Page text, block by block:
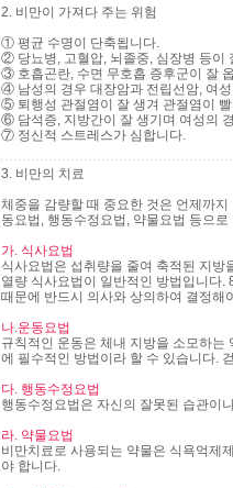
2. 비만이 가져다 주는 위험
① 평균 수명이 단축됩니다.
② 당뇨병, 고혈압, 뇌졸중, 심장병 등이
③ 호흡곤란, 수면 무호흡 증후군이 잘
④ 남성의 경우 대장암과 전립선암, 여
⑤ 퇴행성 관절염이 잘 생겨 관절염이
⑥ 담석증, 지방간이 잘 생기며 여성의
⑦ 정신적 스트레스가 심합니다.
3. 비만의 치료
체중을 감량할 때 중요한 것은 언제까
동요법, 행동수정요법, 약물요법 등으로
가. 식사요법
식사요법은 섭취량을 줄여 축적된 지
열량 식사요법이 일반적인 방법입니다
때문에 반드시 의사와 상의하여 결정해
나.운동요법
규칙적인 운동은 체내 지방을 소모하
에 필수적인 방법이라 할 수 있습니다.
다. 행동수정요법
행동수정요법은 자신의 잘못된 습관이
라. 약물요법
비만치료로 사용되는 약물은 식욕억제
야 합니다.